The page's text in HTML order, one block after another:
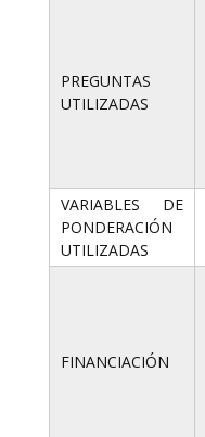
PREGUNTAS
UTILIZADAS
VARIABLES DE
PONDERACIÓN
UTILIZADAS
FINANCIACIÓN